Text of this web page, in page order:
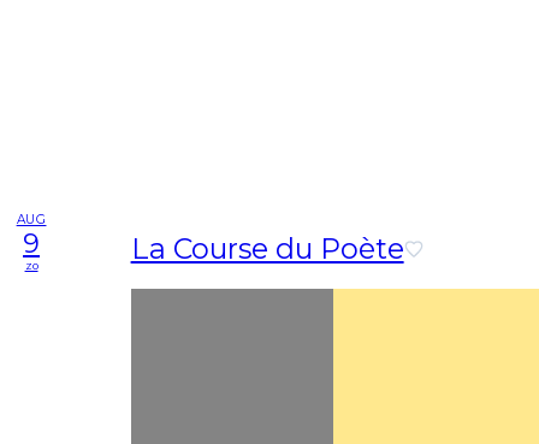
AUG
9
zo La Course du Poète